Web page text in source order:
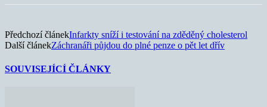
Předchozí článekInfarkty sníží i testování na zděděný cholesterol
Další článekZáchranáři půjdou do plné penze o pět let dřív
SOUVISEJÍCÍ ČLÁNKY